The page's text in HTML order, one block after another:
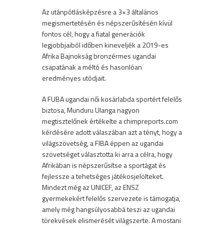
Az utánpótlásképzésre a 3×3 általános
megismertetésén és népszerűsítésén kívül
fontos cél, hogy a fiatal generációk
legjobbjaiból időben kineveljék a 2019-es
Afrika Bajnokság bronzérmes ugandai
csapatának a méltó és hasonlóan
eredményes utódjait.
A FUBA ugandai női kosárlabda sportért felelős
biztosa, Munduru Ulanga nagyon
megtisztelőnek értékelte a chimpreports.com
kérdésére adott válaszában azt a tényt, hogy a
világszövetség, a FIBA éppen az ugandai
szövetséget választotta ki arra a célra, hogy
Afrikában is népszerűsítse a sportágat és
fejlessze a tehetséges játékosjelölteket.
Mindezt még az UNICEF, az ENSZ
gyermekekért felelős szervezete is támogatja,
amely még hangsúlyosabbá teszi az ugandai
törekvések elismerését világszerte. A mostani